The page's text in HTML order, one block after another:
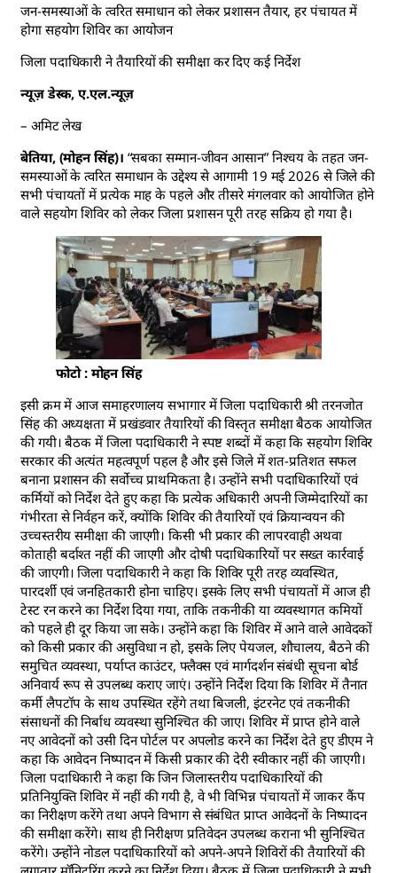
जन-समस्याओं के त्वरित समाधान को लेकर प्रशासन तैयार, हर पंचायत में
होगा सहयोग शिविर का आयोजन
जिला पदाधिकारी ने तैयारियों की समीक्षा कर दिए कई निर्देश
न्यूज़ डेस्क, ए.एल.न्यूज़
– अमिट लेख
बेतिया, (मोहन सिंह)। “सबका सम्मान-जीवन आसान” निश्चय के तहत जन-
समस्याओं के त्वरित समाधान के उद्देश्य से आगामी 19 मई 2026 से जिले की
सभी पंचायतों में प्रत्येक माह के पहले और तीसरे मंगलवार को आयोजित होने
वाले सहयोग शिविर को लेकर जिला प्रशासन पूरी तरह सक्रिय हो गया है।
फोटो : मोहन सिंह
इसी क्रम में आज समाहरणालय सभागार में जिला पदाधिकारी श्री तरनजोत
सिंह की अध्यक्षता में प्रखंडवार तैयारियों की विस्तृत समीक्षा बैठक आयोजित
की गयी। बैठक में जिला पदाधिकारी ने स्पष्ट शब्दों में कहा कि सहयोग शिविर
सरकार की अत्यंत महत्वपूर्ण पहल है और इसे जिले में शत-प्रतिशत सफल
बनाना प्रशासन की सर्वोच्च प्राथमिकता है। उन्होंने सभी पदाधिकारियों एवं
कर्मियों को निर्देश देते हुए कहा कि प्रत्येक अधिकारी अपनी जिम्मेदारियों का
गंभीरता से निर्वहन करें, क्योंकि शिविर की तैयारियों एवं क्रियान्वयन की
उच्चस्तरीय समीक्षा की जाएगी। किसी भी प्रकार की लापरवाही अथवा
कोताही बर्दाश्त नहीं की जाएगी और दोषी पदाधिकारियों पर सख्त कार्रवाई
की जाएगी। जिला पदाधिकारी ने कहा कि शिविर पूरी तरह व्यवस्थित,
पारदर्शी एवं जनहितकारी होना चाहिए। इसके लिए सभी पंचायतों में आज ही
टेस्ट रन करने का निर्देश दिया गया, ताकि तकनीकी या व्यवस्थागत कमियों
को पहले ही दूर किया जा सके। उन्होंने कहा कि शिविर में आने वाले आवेदकों
को किसी प्रकार की असुविधा न हो, इसके लिए पेयजल, शौचालय, बैठने की
समुचित व्यवस्था, पर्याप्त काउंटर, फ्लैक्स एवं मार्गदर्शन संबंधी सूचना बोर्ड
अनिवार्य रूप से उपलब्ध कराए जाएं। उन्होंने निर्देश दिया कि शिविर में तैनात
कर्मी लैपटॉप के साथ उपस्थित रहेंगे तथा बिजली, इंटरनेट एवं तकनीकी
संसाधनों की निर्बाध व्यवस्था सुनिश्चित की जाए। शिविर में प्राप्त होने वाले
नए आवेदनों को उसी दिन पोर्टल पर अपलोड करने का निर्देश देते हुए डीएम ने
कहा कि आवेदन निष्पादन में किसी प्रकार की देरी स्वीकार नहीं की जाएगी।
जिला पदाधिकारी ने कहा कि जिन जिलास्तरीय पदाधिकारियों की
प्रतिनियुक्ति शिविर में नहीं की गयी है, वे भी विभिन्न पंचायतों में जाकर कैंप
का निरीक्षण करेंगे तथा अपने विभाग से संबंधित प्राप्त आवेदनों के निष्पादन
की समीक्षा करेंगे। साथ ही निरीक्षण प्रतिवेदन उपलब्ध कराना भी सुनिश्चित
करेंगे। उन्होंने नोडल पदाधिकारियों को अपने-अपने शिविरों की तैयारियों की